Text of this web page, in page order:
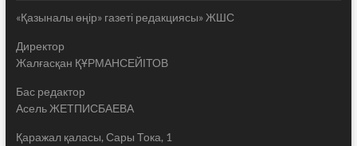
«Қазыналы өңір» газеті редакциясы» ЖШС
Директор
Жалғасқан ҚҰРМАНСЕЙІТОВ
Бас редактор
Асель ЖЕТПИСБАЕВА
Қаражал қаласы, Сары Тока, 1